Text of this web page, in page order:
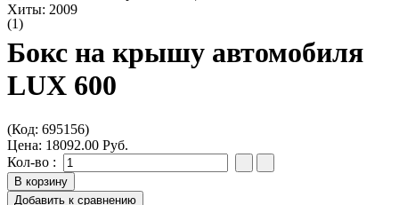
Хиты: 2009
(1)
Бокс на крышу автомобиля
LUX 600
(Код: 695156)
Цена: 18092.00 Руб.
Кол-во :